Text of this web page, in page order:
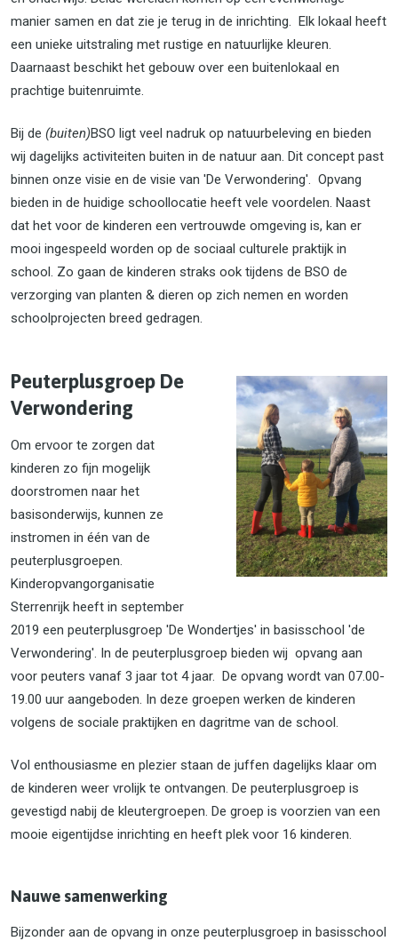
manier samen en dat zie je terug in de inrichting. Elk lokaal heeft
een unieke uitstraling met rustige en natuurlijke kleuren.
Daarnaast beschikt het gebouw over een buitenlokaal en
prachtige buitenruimte.
Bij de (buiten)BSO ligt veel nadruk op natuurbeleving en bieden
wij dagelijks activiteiten buiten in de natuur aan. Dit concept past
binnen onze visie en de visie van 'De Verwondering'. Opvang
bieden in de huidige schoollocatie heeft vele voordelen. Naast
dat het voor de kinderen een vertrouwde omgeving is, kan er
mooi ingespeeld worden op de sociaal culturele praktijk in
school. Zo gaan de kinderen straks ook tijdens de BSO de
verzorging van planten & dieren op zich nemen en worden
schoolprojecten breed gedragen.
Peuterplusgroep De
Verwondering
Om ervoor te zorgen dat
kinderen zo fijn mogelijk
doorstromen naar het
basisonderwijs, kunnen ze
instromen in één van de
peuterplusgroepen.
Kinderopvangorganisatie
Sterrenrijk heeft in september
2019 een peuterplusgroep 'De Wondertjes' in basisschool 'de
Verwondering'. In de peuterplusgroep bieden wij opvang aan
voor peuters vanaf 3 jaar tot 4 jaar. De opvang wordt van 07.00-
19.00 uur aangeboden. In deze groepen werken de kinderen
volgens de sociale praktijken en dagritme van de school.
Vol enthousiasme en plezier staan de juffen dagelijks klaar om
de kinderen weer vrolijk te ontvangen. De peuterplusgroep is
gevestigd nabij de kleutergroepen. De groep is voorzien van een
mooie eigentijdse inrichting en heeft plek voor 16 kinderen.
Nauwe samenwerking
Bijzonder aan de opvang in onze peuterplusgroep in basisschool